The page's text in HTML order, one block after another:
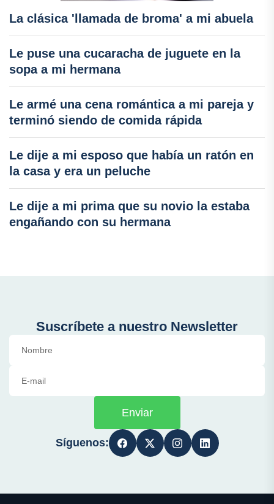
La clásica 'llamada de broma' a mi abuela
Le puse una cucaracha de juguete en la
sopa a mi hermana
Le armé una cena romántica a mi pareja y
terminó siendo de comida rápida
Le dije a mi esposo que había un ratón en
la casa y era un peluche
Le dije a mi prima que su novio la estaba
engañando con su hermana
Suscríbete a nuestro Newsletter
Enviar
Síguenos: